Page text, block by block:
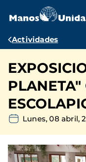
contenido
Ruta
navegación
Actividades
PLANETA"
Lunes, 08 abril,